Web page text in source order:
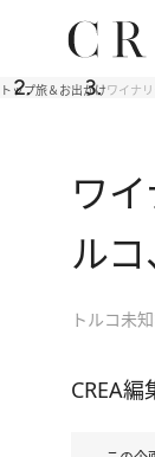
トップ旅＆お出かけワイナ
ワ
ル
トルコ未
CREA編